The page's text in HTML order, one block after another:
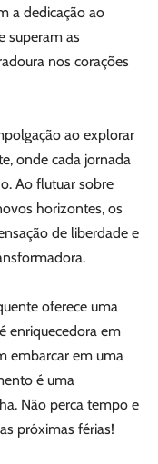
a dedicação ao
superam as
nos corações
ao explorar
onde cada jornada
Ao flutuar sobre
horizontes, os
de liberdade e
oferece uma
enriquecedora em
embarcar em uma
é uma
Não perca tempo e
próximas férias!